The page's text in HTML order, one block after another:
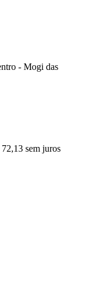
- Mogi das
sem juros